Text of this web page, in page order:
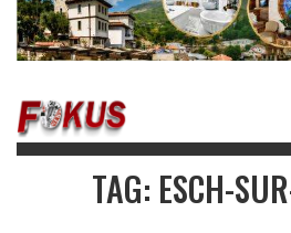
TAG: ESCH-